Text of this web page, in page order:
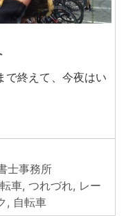
で終えて、今夜はい
士事務所
車, つれづれ, レー
, 自転車